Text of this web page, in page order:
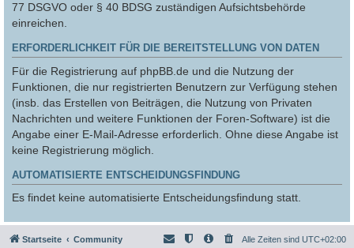
77 DSGVO oder § 40 BDSG zuständigen Aufsichtsbehörde
einreichen.
ERFORDERLICHKEIT FÜR DIE BEREITSTELLUNG VON DATEN
Für die Registrierung auf phpBB.de und die Nutzung der
Funktionen, die nur registrierten Benutzern zur Verfügung stehen
(insb. das Erstellen von Beiträgen, die Nutzung von Privaten
Nachrichten und weitere Funktionen der Foren-Software) ist die
Angabe einer E-Mail-Adresse erforderlich. Ohne diese Angabe ist
keine Registrierung möglich.
AUTOMATISIERTE ENTSCHEIDUNGSFINDUNG
Es findet keine automatisierte Entscheidungsfindung statt.
Startseite Community Alle Zeiten sind UTC+02:00